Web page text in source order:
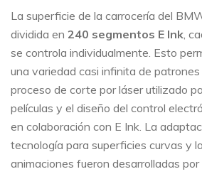
La superficie de la carrocería del
dividida en 240 segmentos E Ink,
se controla individualmente. Esto
una variedad casi infinita de patrones
proceso de corte por láser utilizado
películas y el diseño del control
en colaboración con E Ink. La
tecnología para superficies curvas y
animaciones fueron desarrolladas